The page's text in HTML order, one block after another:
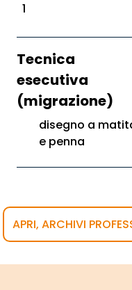
1
Tecnica
esecutiva
(migrazione)
disegno a
e penna
APRI, ARCHIVI